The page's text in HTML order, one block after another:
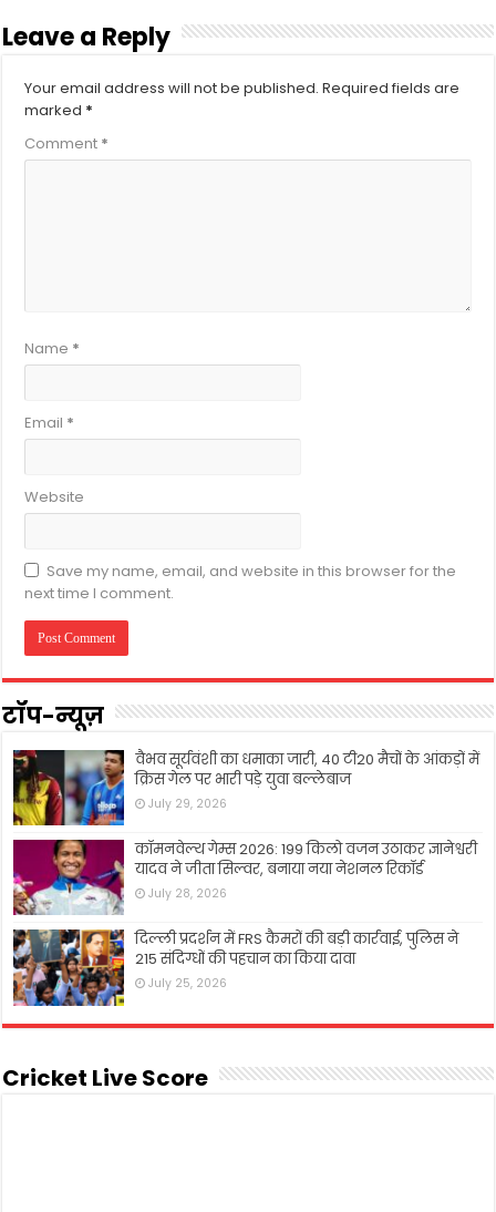
Leave a Reply
Your email address will not be published. Required fields are
marked *
Comment *
Name *
Email *
Website
Save my name, email, and website in this browser for the
next time I comment.
टॉप-न्यूज़
वैभव सूर्यवंशी का धमाका जारी, 40 टी20 मैचों के आंकड़ों में
क्रिस गेल पर भारी पड़े युवा बल्लेबाज
July 29, 2026
कॉमनवेल्थ गेम्स 2026: 199 किलो वजन उठाकर ज्ञानेश्वरी
यादव ने जीता सिल्वर, बनाया नया नेशनल रिकॉर्ड
July 28, 2026
दिल्ली प्रदर्शन में FRS कैमरों की बड़ी कार्रवाई, पुलिस ने
215 संदिग्धों की पहचान का किया दावा
July 25, 2026
Cricket Live Score